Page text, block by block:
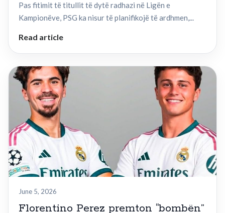
Pas fitimit të titullit të dytë radhazi në Ligën e
Kampionëve, PSG ka nisur të planifikojë të ardhmen,...
Read article
June 5, 2026
Florentino Perez premton “bombën”